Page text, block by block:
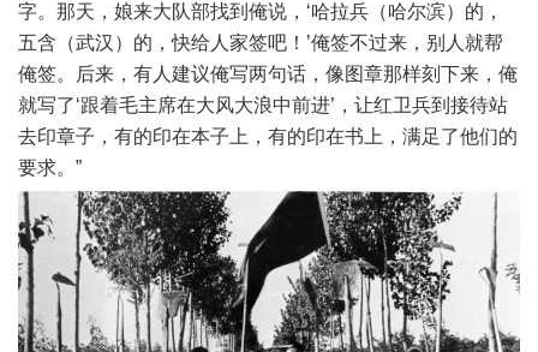
字。那天，娘来大队部找到俺说，‘哈拉兵（哈尔滨）的，
五含（武汉）的，快给人家签吧！’俺签不过来，别人就帮
俺签。后来，有人建议俺写两句话，像图章那样刻下来，俺
就写了‘跟着毛主席在大风大浪中前进’，让红卫兵到接待站
去印章子，有的印在本子上，有的印在书上，满足了他们的
要求。”